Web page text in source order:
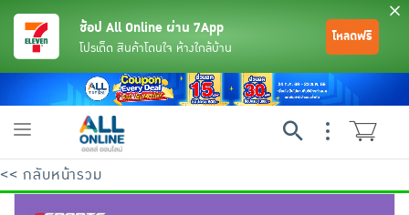
ช้อป All Online ผ่าน 7App
โปรเด็ด สินค้าโดนใจ ห้างใกล้บ้าน
โหลดฟรี
Toggle
<< กลับหน้ารวม